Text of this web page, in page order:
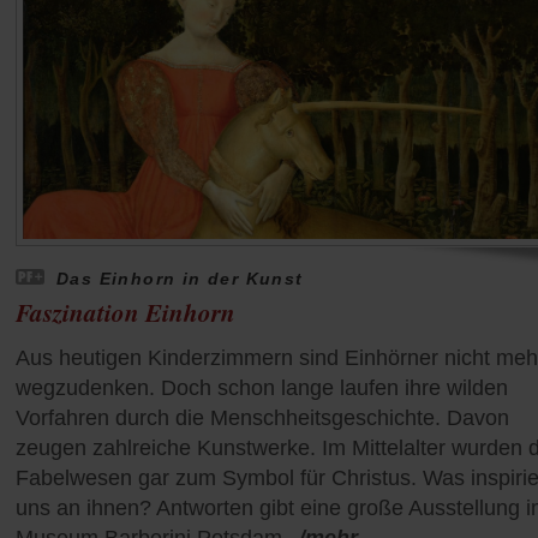
Das Einhorn in der Kunst
Faszination Einhorn
Aus heutigen Kinderzimmern sind Einhörner nicht
wegzudenken. Doch schon lange laufen ihre wilden
Vorfahren durch die Menschheitsgeschichte. Davon
zeugen zahlreiche Kunstwerke. Im Mittelalter wurden
Fabelwesen gar zum Symbol für Christus. Was
uns an ihnen? Antworten gibt eine große Ausstellung